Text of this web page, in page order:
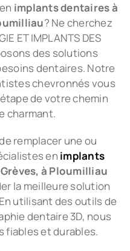
implants dentaires à
? Ne cherchez
ET IMPLANTS DES
des solutions
dentaires. Notre
chevronnés vous
de votre chemin
charmant.
remplacer une ou
en implants
à Ploumilliau
la meilleure solution
utilisant des outils de
dentaire 3D, nous
fiables et durables.